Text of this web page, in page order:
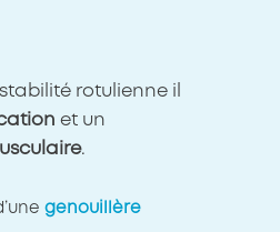
rotulienne il
et un
.
genouillère